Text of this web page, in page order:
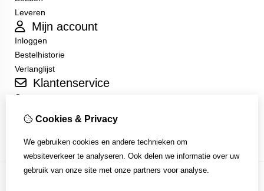
Leveren
Mijn account
Inloggen
Bestelhistorie
Verlanglijst
Klantenservice
Contact
Algemene Voorwaarden
Cookies & Privacy
We gebruiken cookies en andere technieken om
websiteverkeer te analyseren. Ook delen we informatie over uw
gebruik van onze site met onze partners voor analyse.